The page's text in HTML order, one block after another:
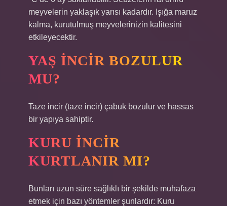
meyvelerin yaklaşık yarısı kadardır. Işığa maruz
kalma, kurutulmuş meyvelerinizin kalitesini
etkileyecektir.
YAŞ INCIR BOZULUR
MU?
Taze incir (taze incir) çabuk bozulur ve hassas
bir yapıya sahiptir.
KURU INCIR
KURTLANIR MI?
Bunları uzun süre sağlıklı bir şekilde muhafaza
etmek için bazı yöntemler şunlardır: Kuru